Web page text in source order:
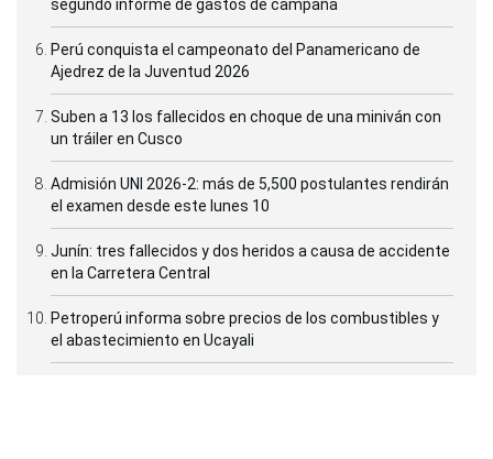
segundo informe de gastos de campaña
Perú conquista el campeonato del Panamericano de
Ajedrez de la Juventud 2026
Suben a 13 los fallecidos en choque de una miniván con
un tráiler en Cusco
Admisión UNI 2026-2: más de 5,500 postulantes rendirán
el examen desde este lunes 10
Junín: tres fallecidos y dos heridos a causa de accidente
en la Carretera Central
Petroperú informa sobre precios de los combustibles y
el abastecimiento en Ucayali